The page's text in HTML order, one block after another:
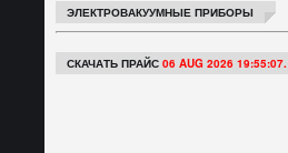
ЭЛЕКТРОВАКУУМНЫЕ ПРИБОРЫ
СКАЧАТЬ ПРАЙС 06 AUG 2026 19:55:07.